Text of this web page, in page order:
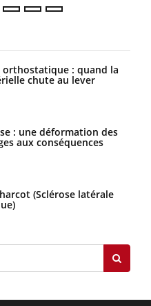
: quand la
chute au lever
: une déformation des
aux conséquences
(Sclérose latérale